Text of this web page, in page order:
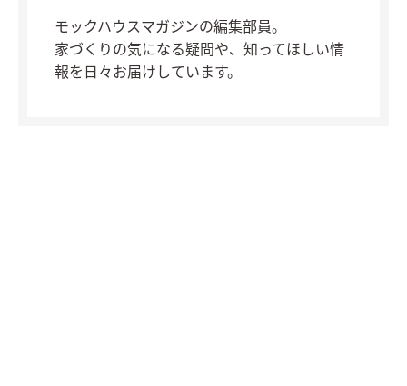
モックハウスマガジンの編集部員。
家づくりの気になる疑問や、知ってほしい情
報を日々お届けしています。